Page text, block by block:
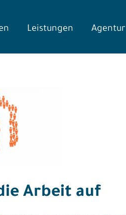
Leistungen Agentur
Arbeit auf